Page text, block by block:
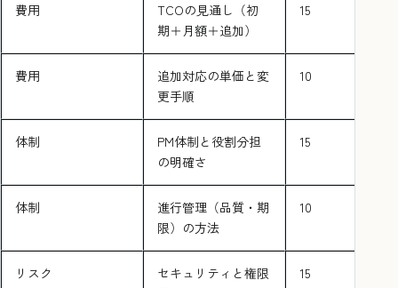
費用
TCOの見通し（初
期＋月額＋追加）
15
費用
追加対応の単価と変
更手順
10
体制
PM体制と役割分担
の明確さ
15
体制
進行管理（品質・期
限）の方法
10
リスク
セキュリティと権限
15